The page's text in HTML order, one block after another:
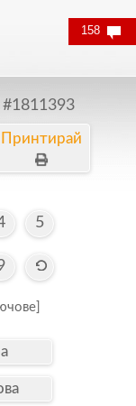
#1811393
Принтирай
5
158